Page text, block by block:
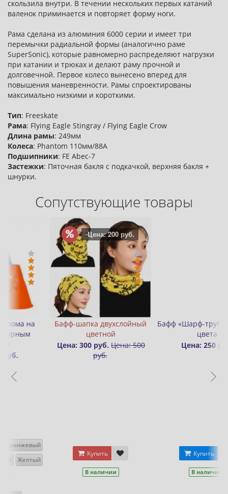
скользила внутри. В течении нескольких первых катаний
валенок приминается и повторяет форму ноги.
Рама сделана из алюминия 6000 серии и имеет три
перемычки радиальной формы (аналогично раме
SuperSonic), которые равномерно распределяют нагрузки
при катании и трюках и делают раму прочной и
долговечной. Первое колесо вынесено вперед для
повышения маневренности. Рамы спроектированы
максимально низкими и короткими.
Тип: Freeskate
Рама: Flying Eagle Stingray / Flying Eagle Crow
Длина рамы: 249мм
Колеса: Phantom 110мм/88А
Подшипники: FE Abec-7
Застежки: Пяточная бакля с подкачкой, верхняя бакля +
шнурки.
Сопутствующие товары
Бафф «Шарф-труба» разные
цвета
Цена: 250 руб.
Купить
В наличии
Значок (пин)
Rollbay
Цена: 300 руб.
Купить
В наличии